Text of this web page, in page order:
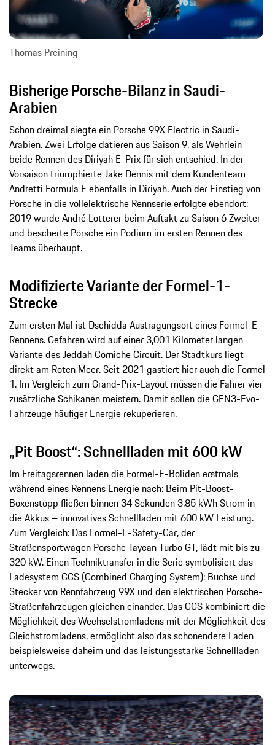
Thomas Preining
Bisherige Porsche-Bilanz in Saudi-
Arabien
Schon dreimal siegte ein Porsche 99X Electric in Saudi-
Arabien. Zwei Erfolge datieren aus Saison 9, als Wehrlein
beide Rennen des Diriyah E-Prix für sich entschied. In der
Vorsaison triumphierte Jake Dennis mit dem Kundenteam
Andretti Formula E ebenfalls in Diriyah. Auch der Einstieg von
Porsche in die vollelektrische Rennserie erfolgte ebendort:
2019 wurde André Lotterer beim Auftakt zu Saison 6 Zweiter
und bescherte Porsche ein Podium im ersten Rennen des
Teams überhaupt.
Modifizierte Variante der Formel-1-
Strecke
Zum ersten Mal ist Dschidda Austragungsort eines Formel-E-
Rennens. Gefahren wird auf einer 3,001 Kilometer langen
Variante des Jeddah Corniche Circuit. Der Stadtkurs liegt
direkt am Roten Meer. Seit 2021 gastiert hier auch die Formel
1. Im Vergleich zum Grand-Prix-Layout müssen die Fahrer vier
zusätzliche Schikanen meistern. Damit sollen die GEN3-Evo-
Fahrzeuge häufiger Energie rekuperieren.
„Pit Boost“: Schnellladen mit 600 kW
Im Freitagsrennen laden die Formel-E-Boliden erstmals
während eines Rennens Energie nach: Beim Pit-Boost-
Boxenstopp fließen binnen 34 Sekunden 3,85 kWh Strom in
die Akkus – innovatives Schnellladen mit 600 kW Leistung.
Zum Vergleich: Das Formel-E-Safety-Car, der
Straßensportwagen Porsche Taycan Turbo GT, lädt mit bis zu
320 kW. Einen Techniktransfer in die Serie symbolisiert das
Ladesystem CCS (Combined Charging System): Buchse und
Stecker von Rennfahrzeug 99X und den elektrischen Porsche-
Straßenfahrzeugen gleichen einander. Das CCS kombiniert die
Möglichkeit des Wechselstromladens mit der Möglichkeit des
Gleichstromladens, ermöglicht also das schonendere Laden
beispielsweise daheim und das leistungsstarke Schnellladen
unterwegs.